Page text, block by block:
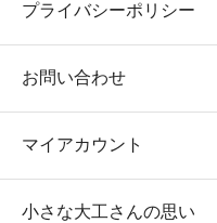
プライバシーポリシー
お問い合わせ
マイアカウント
小さな大工さんの思い